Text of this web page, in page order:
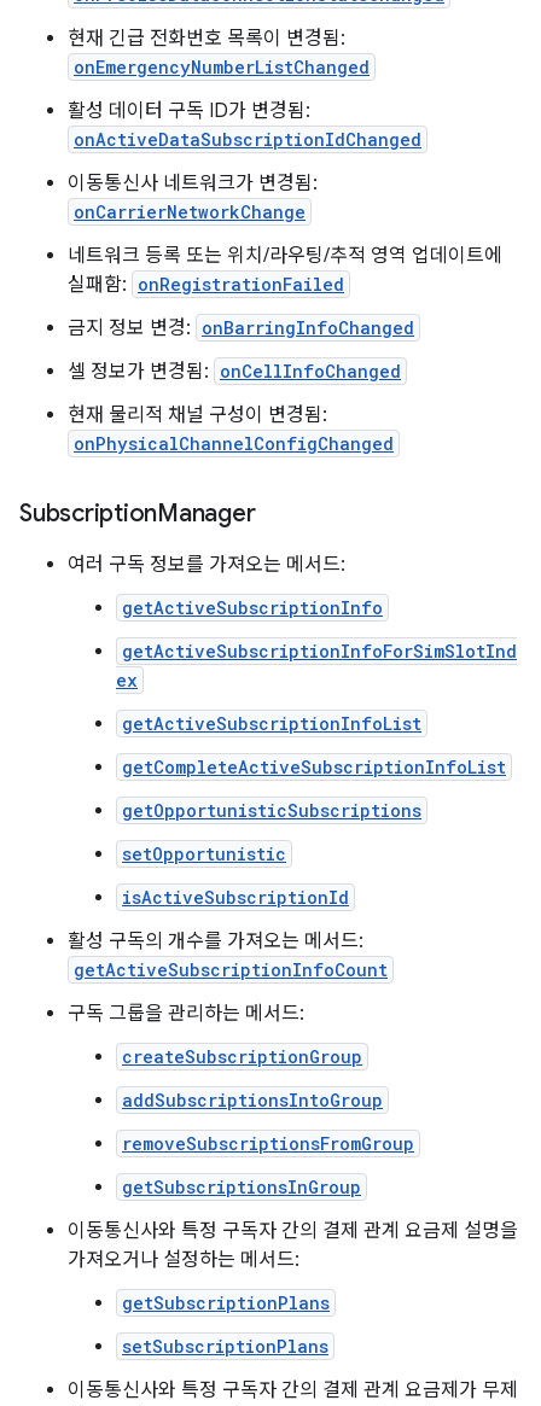
현재 긴급 전화번호 목록이 변경됨:
onEmergencyNumberListChanged
활성 데이터 구독 ID가 변경됨:
onActiveDataSubscriptionIdChanged
이동통신사 네트워크가 변경됨:
onCarrierNetworkChange
네트워크 등록 또는 위치/라우팅/추적 영역 업데이트에
실패함: onRegistrationFailed
금지 정보 변경: onBarringInfoChanged
셀 정보가 변경됨: onCellInfoChanged
현재 물리적 채널 구성이 변경됨:
onPhysicalChannelConfigChanged
SubscriptionManager
여러 구독 정보를 가져오는 메서드:
getActiveSubscriptionInfo
getActiveSubscriptionInfoForSimSlotInd
ex
getActiveSubscriptionInfoList
getCompleteActiveSubscriptionInfoList
getOpportunisticSubscriptions
setOpportunistic
isActiveSubscriptionId
활성 구독의 개수를 가져오는 메서드:
getActiveSubscriptionInfoCount
구독 그룹을 관리하는 메서드:
createSubscriptionGroup
addSubscriptionsIntoGroup
removeSubscriptionsFromGroup
getSubscriptionsInGroup
이동통신사와 특정 구독자 간의 결제 관계 요금제 설명을
가져오거나 설정하는 메서드:
getSubscriptionPlans
setSubscriptionPlans
이동통신사와 특정 구독자 간의 결제 관계 요금제가 무제